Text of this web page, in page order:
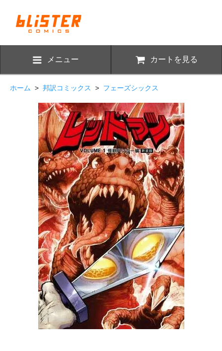
メニュー カートを見る
ホーム > 邦訳コミックス > フェーズシックス